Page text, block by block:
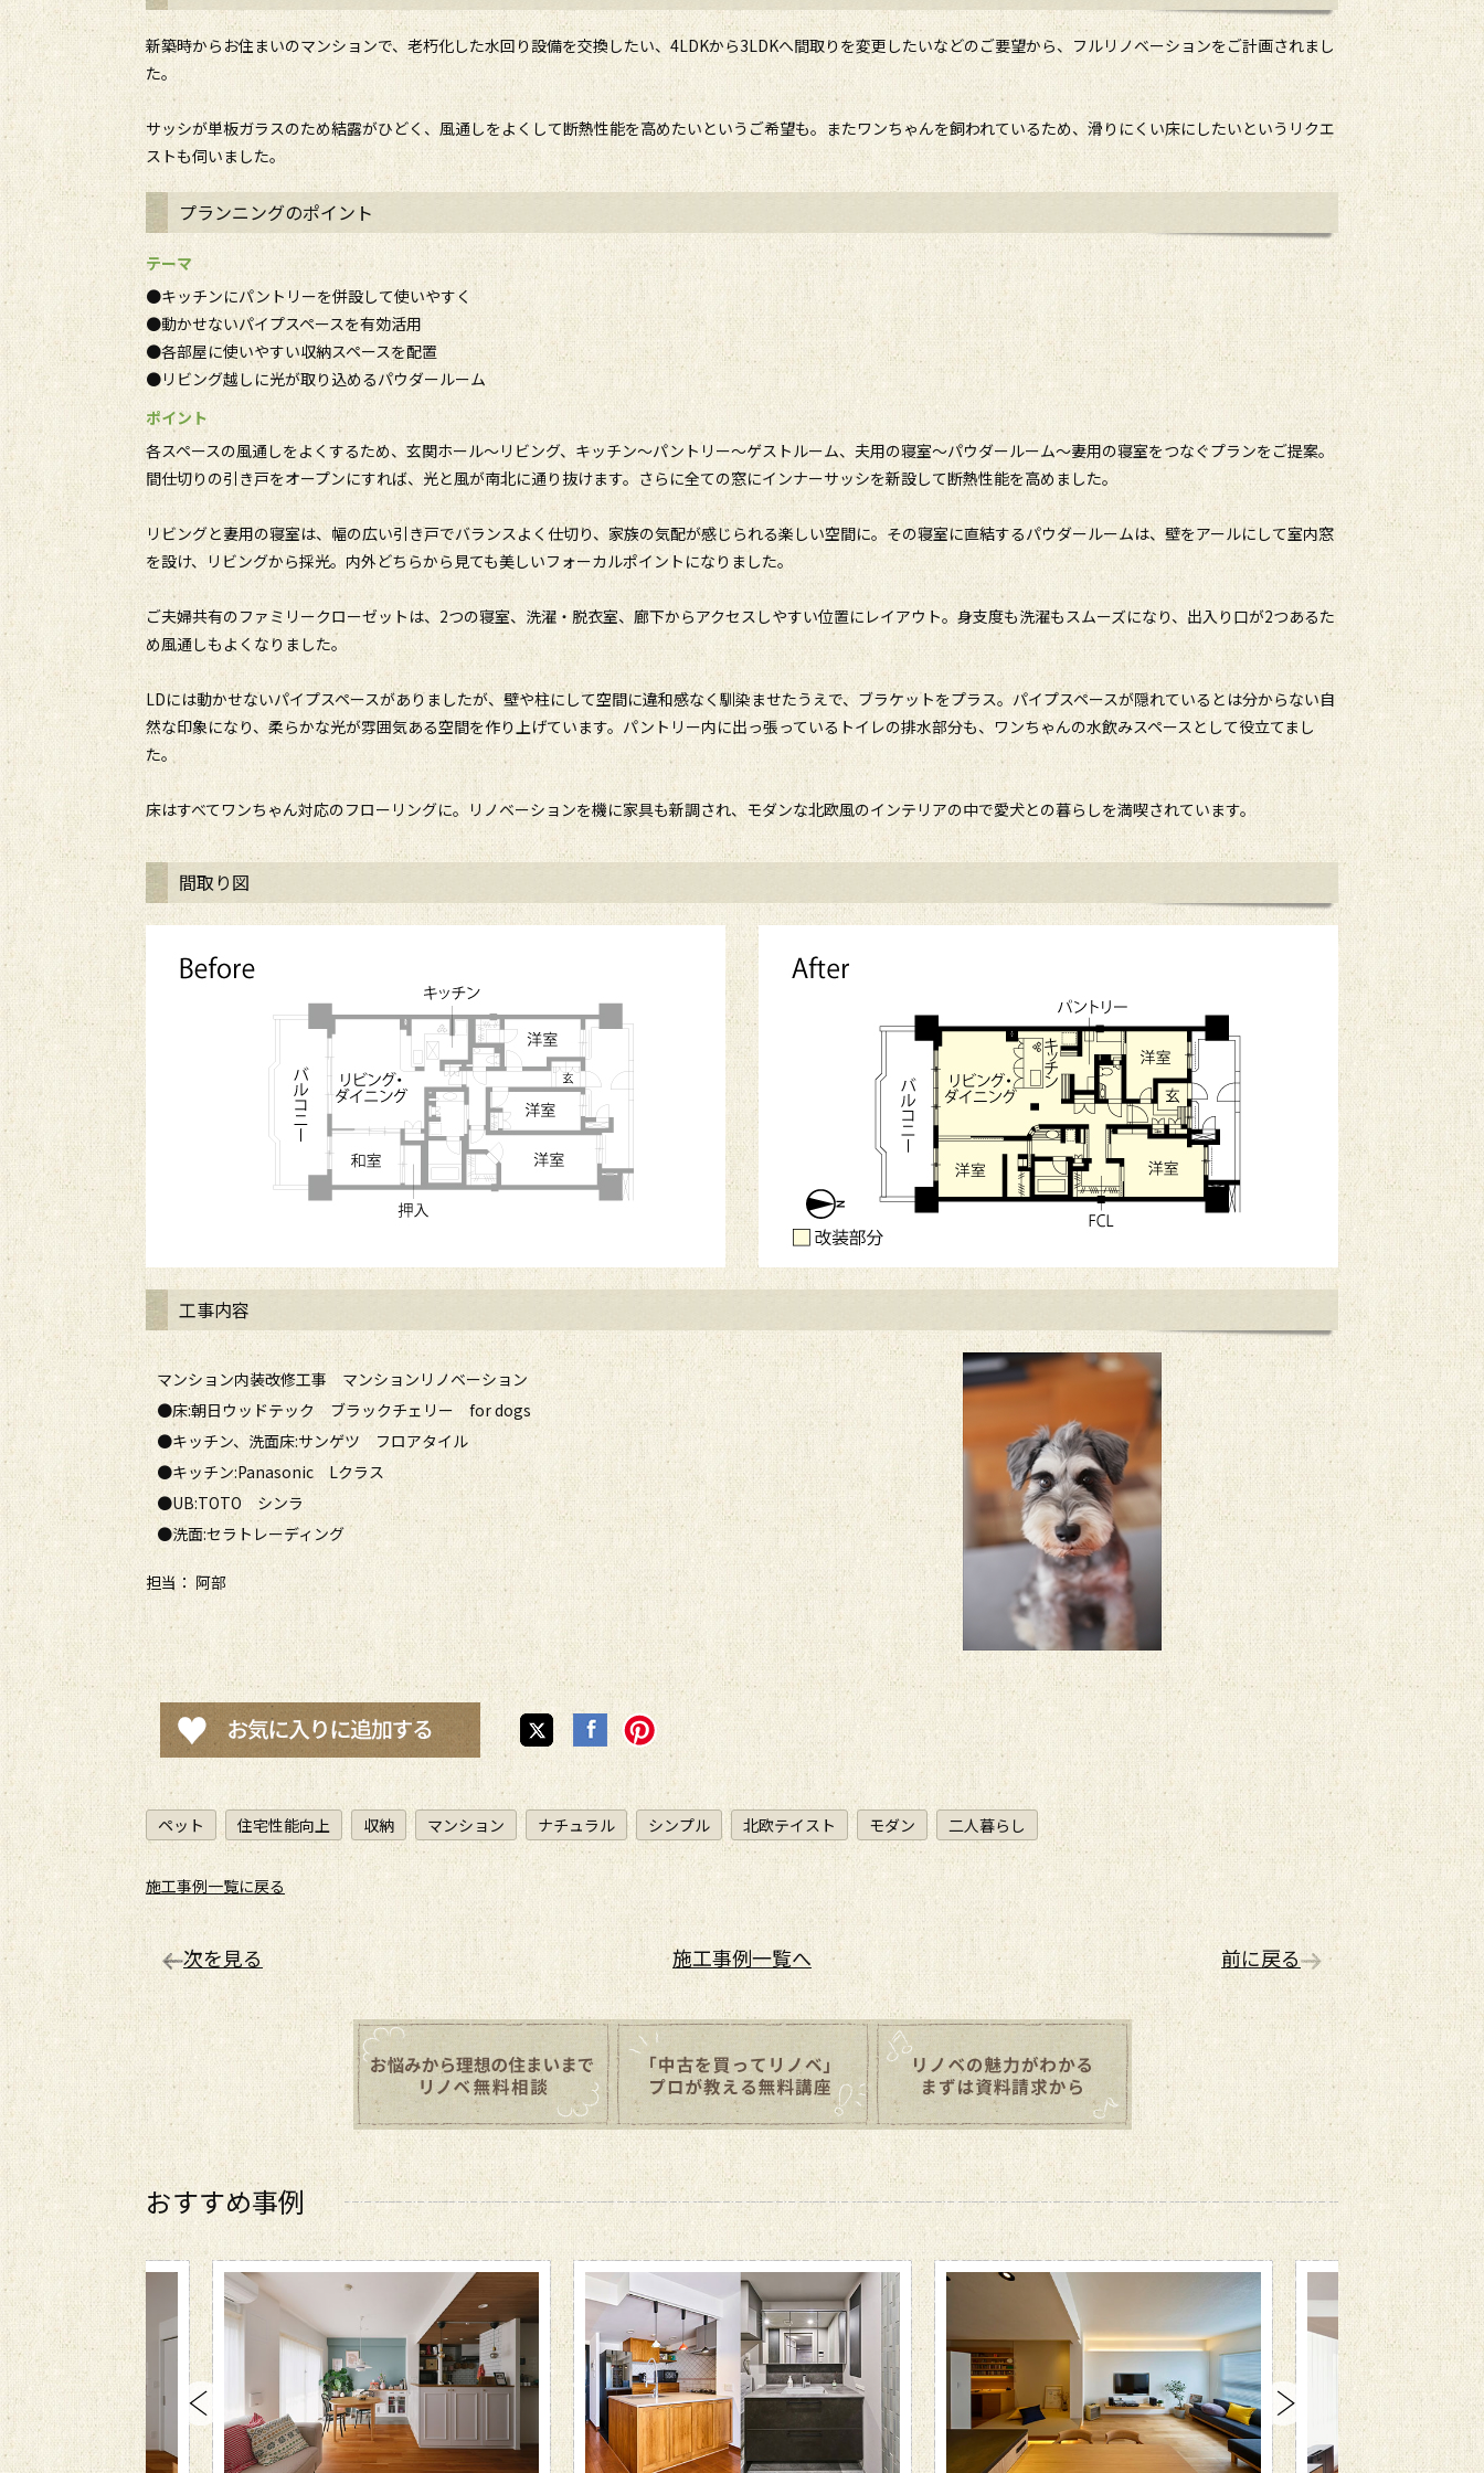
新築時からお住まいのマンションで、老朽化した水回り設備を交換したい、4LDKから3LDKへ間取りを変更したいなどのご要望から、フルリノベーションをご計画されまし
た。
サッシが単板ガラスのため結露がひどく、風通しをよくして断熱性能を高めたいというご希望も。またワンちゃんを飼われているため、滑りにくい床にしたいというリクエ
ストも伺いました。
プランニングのポイント
テーマ
●キッチンにパントリーを併設して使いやすく
●動かせないパイプスペースを有効活用
●各部屋に使いやすい収納スペースを配置
●リビング越しに光が取り込めるパウダールーム
ポイント
各スペースの風通しをよくするため、玄関ホール～リビング、キッチン～パントリー～ゲストルーム、夫用の寝室～パウダールーム～妻用の寝室をつなぐプランをご提案。
間仕切りの引き戸をオープンにすれば、光と風が南北に通り抜けます。さらに全ての窓にインナーサッシを新設して断熱性能を高めました。
リビングと妻用の寝室は、幅の広い引き戸でバランスよく仕切り、家族の気配が感じられる楽しい空間に。その寝室に直結するパウダールームは、壁をアールにして室内窓
を設け、リビングから採光。内外どちらから見ても美しいフォーカルポイントになりました。
ご夫婦共有のファミリークローゼットは、2つの寝室、洗濯・脱衣室、廊下からアクセスしやすい位置にレイアウト。身支度も洗濯もスムーズになり、出入り口が2つあるた
め風通しもよくなりました。
LDには動かせないパイプスペースがありましたが、壁や柱にして空間に違和感なく馴染ませたうえで、ブラケットをプラス。パイプスペースが隠れているとは分からない自
然な印象になり、柔らかな光が雰囲気ある空間を作り上げています。パントリー内に出っ張っているトイレの排水部分も、ワンちゃんの水飲みスペースとして役立てまし
た。
床はすべてワンちゃん対応のフローリングに。リノベーションを機に家具も新調され、モダンな北欧風のインテリアの中で愛犬との暮らしを満喫されています。
間取り図
工事内容
マンション内装改修工事 マンションリノベーション
●床:朝日ウッドテック ブラックチェリー for dogs
●キッチン、洗面床:サンゲツ フロアタイル
●キッチン:Panasonic Lクラス
●UB:TOTO シンラ
●洗面:セラトレーディング
担当： 阿部
ペット 住宅性能向上 収納 マンション ナチュラル シンプル 北欧テイスト モダン 二人暮らし
施工事例一覧に戻る
次を見る 施工事例一覧へ 前に戻る
おすすめ事例